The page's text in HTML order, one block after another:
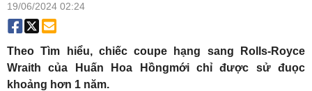
19/06/2024 02:24
Theo Tìm hiểu, chiếc coupe hạng sang
Rolls-Royce
Wraith của Huấn Hoa Hồngmới chỉ được sử đuọc
khoảng hơn 1 năm.